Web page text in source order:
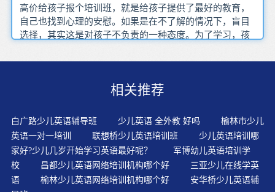
高价给孩子报个培训班，就是给孩子提供了最好的教育，
自己也找到心理的安慰。如果是在不了解的情况下，盲目
选择，其实这是对孩子不负责的一种态度。为了学习，孩
感兴趣的事情上，会有帮助。在教学中教师把全班化的教
的形成，有助于通过小组学习讨论激励学生自主学习和自
势、动作、表情、实物、图画等直观手段，要求外语与思
想直接联系。幼儿英语故事一般以叙述为主要表达方式，
英语的水平及应试，最终取决于语言的输入量，而输入量
最终是由阅读来决定的，而非口语。从孩子3--6岁的阶段
就可以比较系统化地学习英语，不但能熟练掌握英语学习
的要诀，也能让使学习效果更有成效。采用适应生心理和
相关推荐
白广路少儿英语辅导班 少儿英语 全外教 好吗
榆林市少儿
英语一对一培训
联想桥少儿英语培训班
少儿英语培训哪
家好?少儿几岁开始学习英语最好呢？
军博幼儿英语培训学
校
昌都少儿英语网络培训机构哪个好
三亚少儿在线学英
语
榆林少儿英语网络培训机构哪个好
安华桥少儿英语辅